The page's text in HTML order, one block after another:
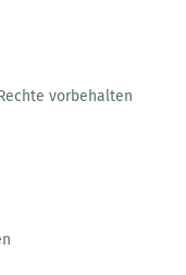
vorbehalten